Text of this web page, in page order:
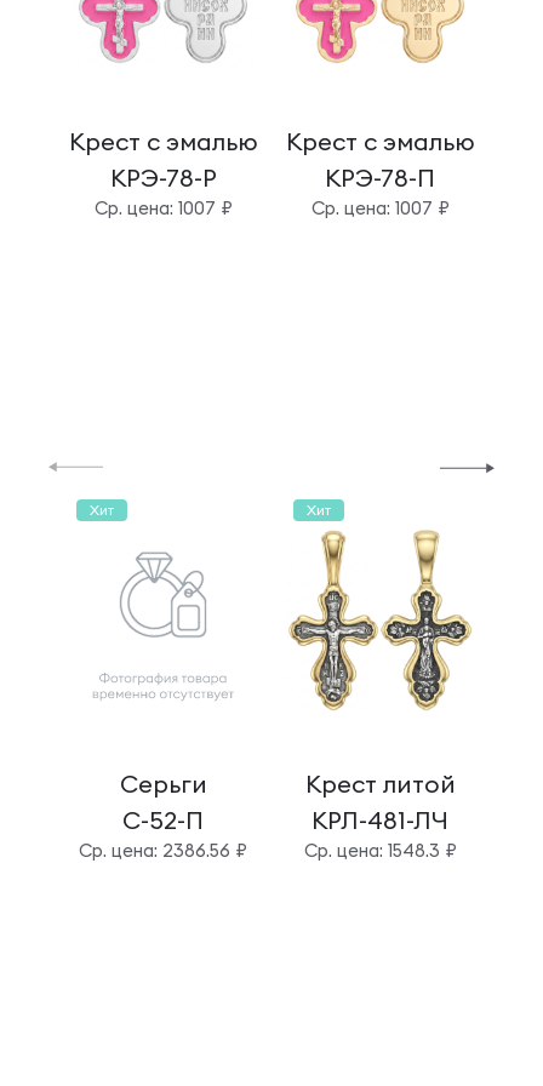
Крест с эмалью
КРЭ-78-Р
Cр. цена: 1007 ₽
Крест с эмалью
КРЭ-78-П
Cр. цена: 1007 ₽
Хит
Серьги
С-52-П
Cр. цена: 2386.56 ₽
Хит
Крест литой
КРЛ-481-ЛЧ
Cр. цена: 1548.3 ₽